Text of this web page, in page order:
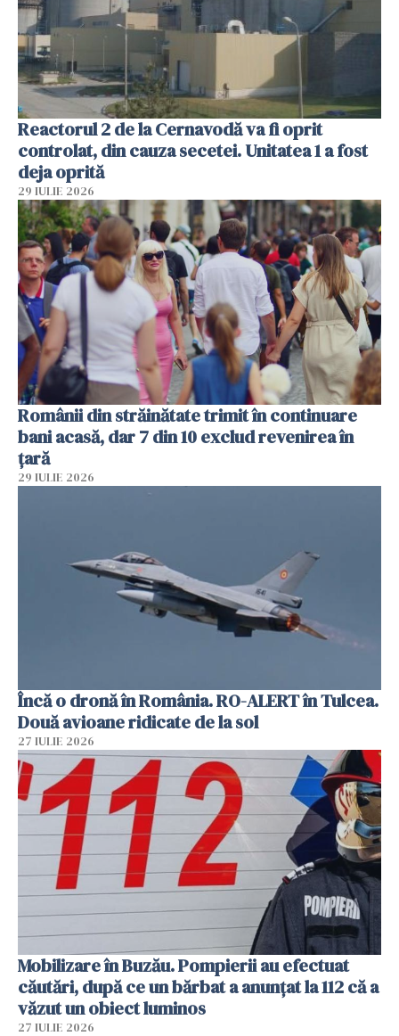
Reactorul 2 de la Cernavodă va fi oprit
controlat, din cauza secetei. Unitatea 1 a fost
deja oprită
29 IULIE 2026
Românii din străinătate trimit în continuare
bani acasă, dar 7 din 10 exclud revenirea în
țară
29 IULIE 2026
Încă o dronă în România. RO-ALERT în Tulcea.
Două avioane ridicate de la sol
27 IULIE 2026
Mobilizare în Buzău. Pompierii au efectuat
căutări, după ce un bărbat a anunțat la 112 că a
văzut un obiect luminos
27 IULIE 2026